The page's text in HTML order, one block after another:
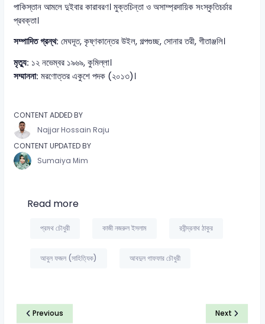
পাকিস্তান আমলে দুইবার কারাবরণ। মুক্তচিন্তা ও অসাম্প্রদায়িক সংস্কৃতিচর্চার
প্রবক্তা।
সম্পাদিত গ্রন্থ: মেঘদূত, কৃষ্ণকান্তের উইল, গল্পগুচ্ছ, সোনার তরী, গীতাঞ্জলি।
মৃত্যু: ১২ নভেম্বর ১৯৬৯, কুমিল্লা।
সম্মাননা: মরণোত্তর একুশে পদক (২০১৩)।
CONTENT ADDED BY
Najjar Hossain Raju
CONTENT UPDATED BY
Sumaiya Mim
Read more
প্রমথ চৌধুরী কাজী নজরুল ইসলাম রবীন্দ্রনাথ ঠাকুর
আবুল ফজল (সাহিত্যিক) আবদুল গাফফার চৌধুরী
Previous Next